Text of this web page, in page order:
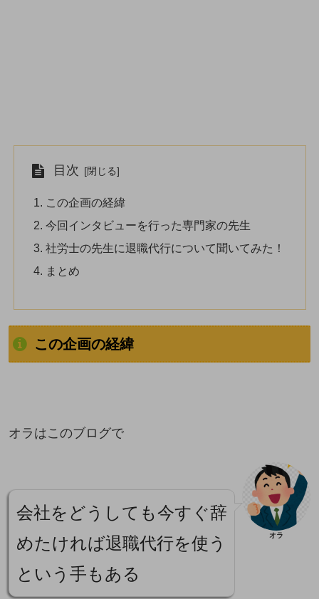
目次
この企画の経緯
今回インタビューを行った専門家の先生
社労士の先生に退職代行について聞いてみた！
まとめ
この企画の経緯
オラはこのブログで
会社をどうしても今すぐ辞
めたければ退職代行を使う
という手もある
オラ